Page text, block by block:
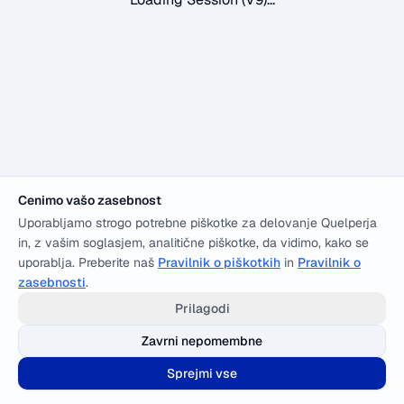
Cenimo vašo zasebnost
Uporabljamo strogo potrebne piškotke za delovanje Quelperja
in, z vašim soglasjem, analitične piškotke, da vidimo, kako se
uporablja. Preberite naš Pravilnik o piškotkih in Pravilnik o
zasebnosti.
Prilagodi
Zavrni nepomembne
Sprejmi vse